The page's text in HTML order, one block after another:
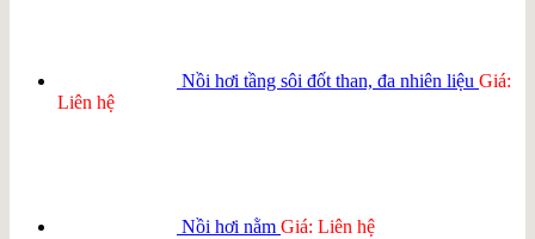
Nồi hơi tầng sôi đốt than, đa nhiên liệu Giá:
Liên hệ
Nồi hơi nằm Giá: Liên hệ